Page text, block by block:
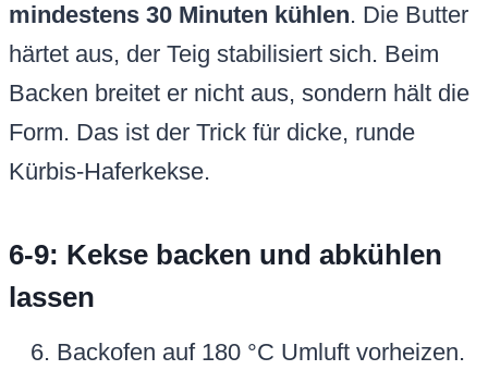
mindestens 30 Minuten kühlen. Die Butter
härtet aus, der Teig stabilisiert sich. Beim
Backen breitet er nicht aus, sondern hält die
Form. Das ist der Trick für dicke, runde
Kürbis-Haferkekse.
6-9: Kekse backen und abkühlen
lassen
Backofen auf 180 °C Umluft vorheizen.